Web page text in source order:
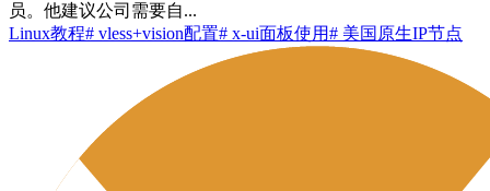
员。他建议公司需要自...
Linux教程# vless+vision配置# x-ui面板使用# 美国原生IP节点